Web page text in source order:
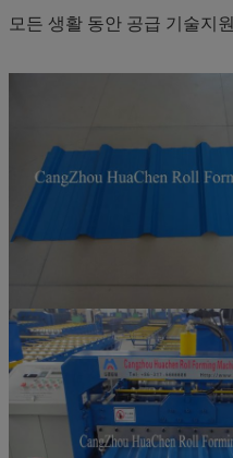
모든 생활 동안 공급 기술지원